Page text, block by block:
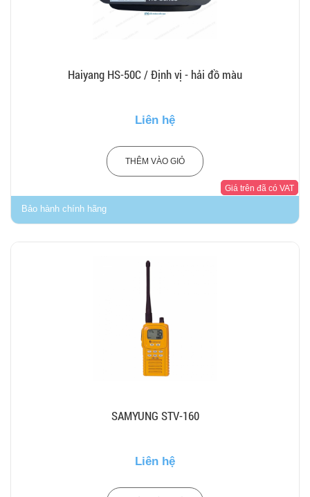
Haiyang HS-50C / Định vị - hải đồ màu
Liên hệ
THÊM VÀO GIỎ
Bảo hành chính hãng
Giá trên đã có VAT
SAMYUNG STV-160
Liên hệ